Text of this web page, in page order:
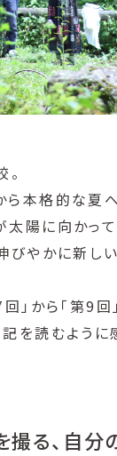
本格的な夏
陽に向かっ
びやかに新し
」から「第9
を読むように
、自分